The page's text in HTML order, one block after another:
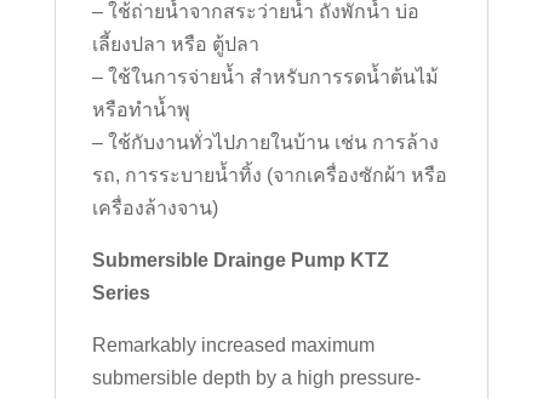
– ใช้ถ่ายน้ำจากสระว่ายน้ำ ถังพักน้ำ บ่อ
เลี้ยงปลา หรือ ตู้ปลา
– ใช้ในการจ่ายน้ำ สำหรับการรดน้ำต้นไม้
หรือทำน้ำพุ
– ใช้กับงานทั่วไปภายในบ้าน เช่น การล้าง
รถ, การระบายน้ำทิ้ง (จากเครื่องซักผ้า หรือ
เครื่องล้างจาน)
Submersible Drainge Pump KTZ
Series
Remarkably increased maximum
submersible depth by a high pressure-